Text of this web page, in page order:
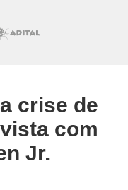
crise de
com
Jr.